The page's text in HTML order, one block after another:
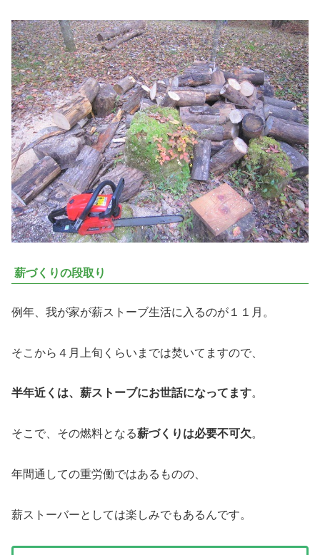
薪づくりの段取り
例年、我が家が薪ストーブ生活に入るのが１１月。
そこから４月上旬くらいまでは焚いてますので、
半年近くは、薪ストーブにお世話になってます。
そこで、その燃料となる薪づくりは必要不可欠。
年間通しての重労働ではあるものの、
薪ストーバーとしては楽しみでもあるんです。